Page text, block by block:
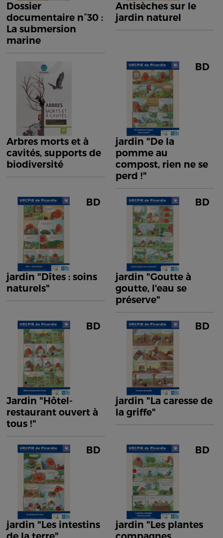
Dossier
documentaire n°30 :
La submersion
marine
Antisèches sur le
jardin naturel
Arbres morts et à
cavités, supports de
biodiversité
BD
jardin "De la
pomme au
compost, rien ne se
perd !"
BD
jardin "Dîtes : soins
naturels"
BD
jardin "Goutte à
goutte, l'eau se
préserve"
BD
Jardin "Hôtel-
restaurant ouvert à
tous !"
BD
jardin "La caresse de
la griffe"
BD
jardin "Les intestins
BD
jardin "Les plantes